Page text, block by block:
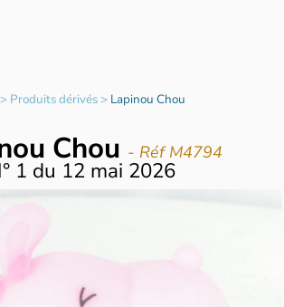
> Produits dérivés> Lapinou Chou
Chou - Réf M4794
1 du 12 mai 2026